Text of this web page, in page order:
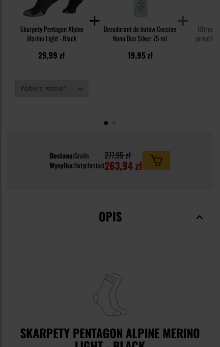
Skarpety Pentagon Alpine
Merino Light - Black
29,99 zł
Dezodorant do butów Coccine
Nano Deo Silver 75 ml
19,95 zł
przed
Dostawa:Gratis
Wysyłka:Natychmiast
277,95 zł
263,94 zł
OPIS
SKARPETY PENTAGON ALPINE MERINO